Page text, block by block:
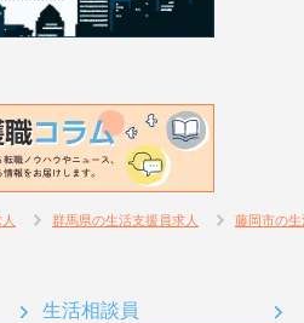
群馬県の生活支援員求人 藤岡市の
生活相談員